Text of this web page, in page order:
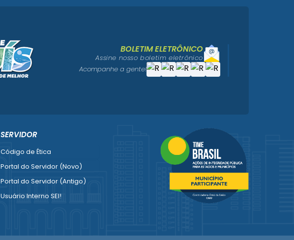
SERVIDOR
Código de Ética
Portal do Servidor (Novo)
Portal do Servidor (Antigo)
Usuário Interno SEI!
BOLETIM ELETRÔNICO
Assine nosso boletim eletrônico
Acompanhe a gente!